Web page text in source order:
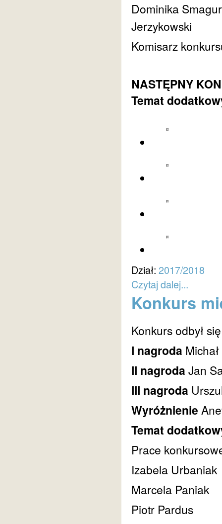
Dominika
Jerzykowski
Komisarz
NASTĘPNY
Temat
Dział: 2017/2018
Czytaj dalej...
Konkurs
Konkurs odbył
I nagroda
II nagroda Jan
III nagroda
Wyróżnienie
Temat
Prace
Izabela Urbaniak
Marcela Paniak
Piotr Pardus